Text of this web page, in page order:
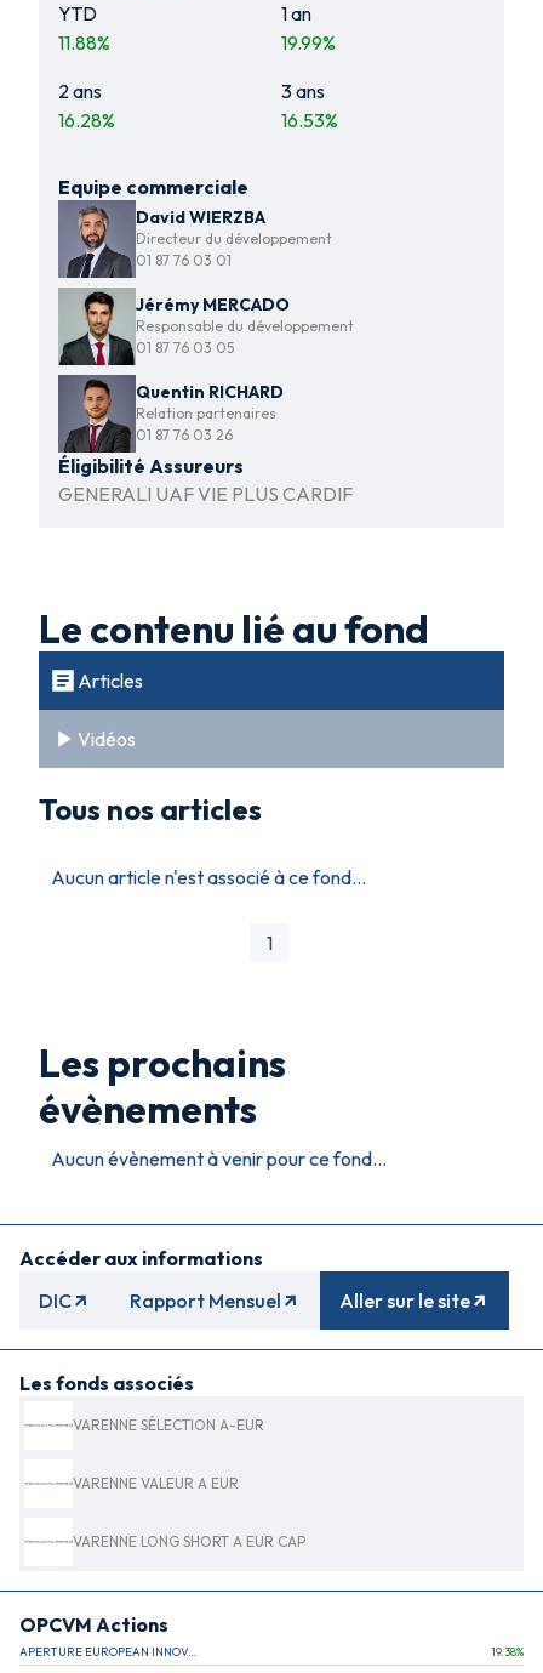
YTD
11.88%
1 an
19.99%
2 ans
16.28%
3 ans
16.53%
Equipe commerciale
David WIERZBA
Directeur du développement
01 87 76 03 01
Jérémy MERCADO
Responsable du développement
01 87 76 03 05
Quentin RICHARD
Relation partenaires
01 87 76 03 26
Éligibilité Assureurs
GENERALI UAF VIE PLUS CARDIF
Le contenu lié au fond
Articles
Vidéos
Tous nos articles
Aucun article n'est associé à ce fond...
1
Les prochains
évènements
Aucun évènement à venir pour ce fond...
Accéder aux informations
DIC
Rapport Mensuel Aller sur le site
Les fonds associés
VARENNE SÉLECTION A-EUR
VARENNE VALEUR A EUR
VARENNE LONG SHORT A EUR CAP
OPCVM Actions
APERTURE EUROPEAN INNOVATION 19.38%